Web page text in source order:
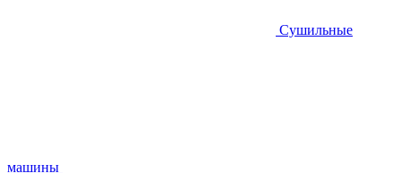
Сушильные
машины